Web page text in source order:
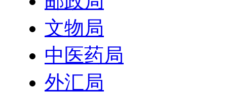
文物局
中医药局
外汇局